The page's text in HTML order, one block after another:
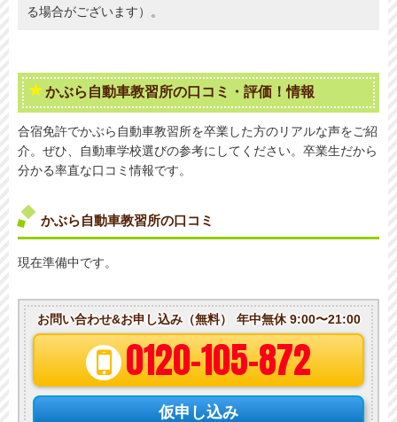
る場合がございます）。
かぶら自動車教習所の口コミ・評価！情報
合宿免許でかぶら自動車教習所を卒業した方のリアルな声をご紹
介。ぜひ、自動車学校選びの参考にしてください。卒業生だから
分かる率直な口コミ情報です。
かぶら自動車教習所の口コミ
現在準備中です。
お問い合わせ&お申し込み（無料） 年中無休 9:00〜21:00
0120-105-872
仮申し込み